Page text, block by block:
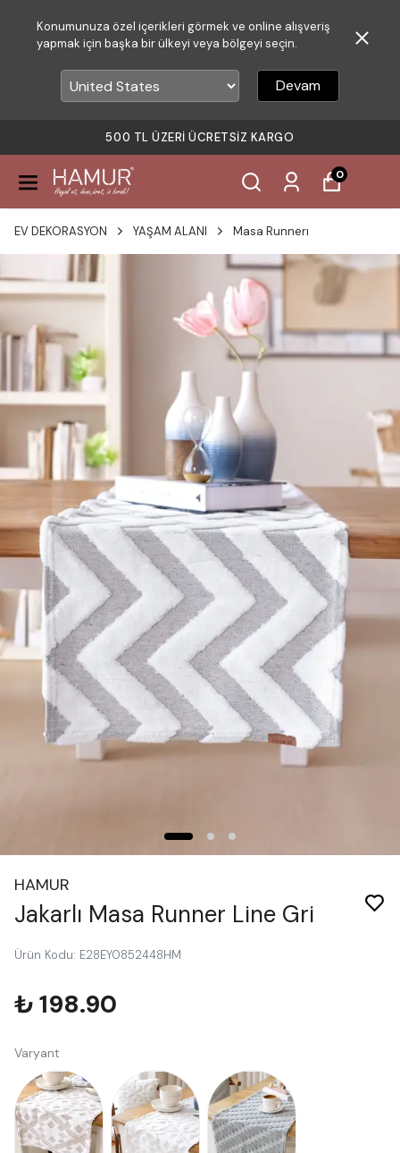
Konumunuza özel içerikleri görmek ve online alışveriş
yapmak için başka bir ülkeyi veya bölgeyi seçin.
Devam
500 TL ÜZERI ÜCRETSIZ KARGO
0
EV DEKORASYON YAŞAM ALANI Masa Runnerı
HAMUR
Jakarlı Masa Runner Line Gri
Ürün Kodu: E28EY0852448HM
₺ 198.90
Varyant